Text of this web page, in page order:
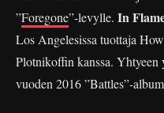
”Foregone”-levylle. In
Los Angelesissa tuottaja
Plotnikoffin kanssa. Yhtyeen
vuoden 2016 ”Battles”-